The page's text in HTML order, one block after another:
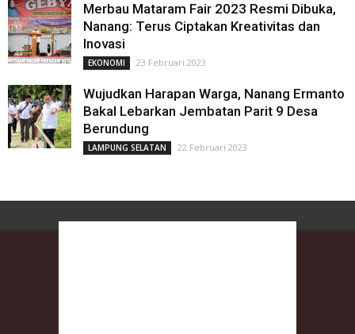
Merbau Mataram Fair 2023 Resmi Dibuka,
Nanang: Terus Ciptakan Kreativitas dan
Inovasi
EKONOMI 23 Februari 2023
Wujudkan Harapan Warga, Nanang Ermanto
Bakal Lebarkan Jembatan Parit 9 Desa
Berundung
LAMPUNG SELATAN 22 Februari 2023